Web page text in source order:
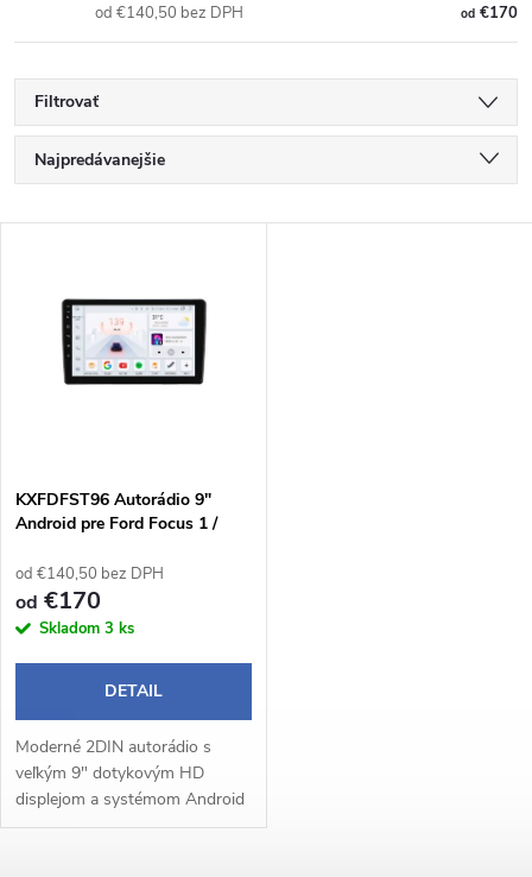
od€170
od €140,50 bez DPH
Filtrovať
R
a
e
p
r
d
u
Najpredávanejšie
Abecedne
s
p
r
o
d
u
k
KXFDFST96 Autorádio 9"
Android pre Ford Focus 1 /
od €140,50 bez DPH
od €170
Skladom 3 ks
DETAIL
Moderné 2DIN autorádio s
veľkým 9" dotykovým HD
displejom a systémom Android
14 prináša pohodlné a